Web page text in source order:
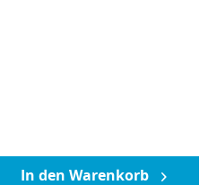
In den Warenkorb